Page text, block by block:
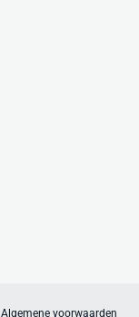
Algemene voorwaarden